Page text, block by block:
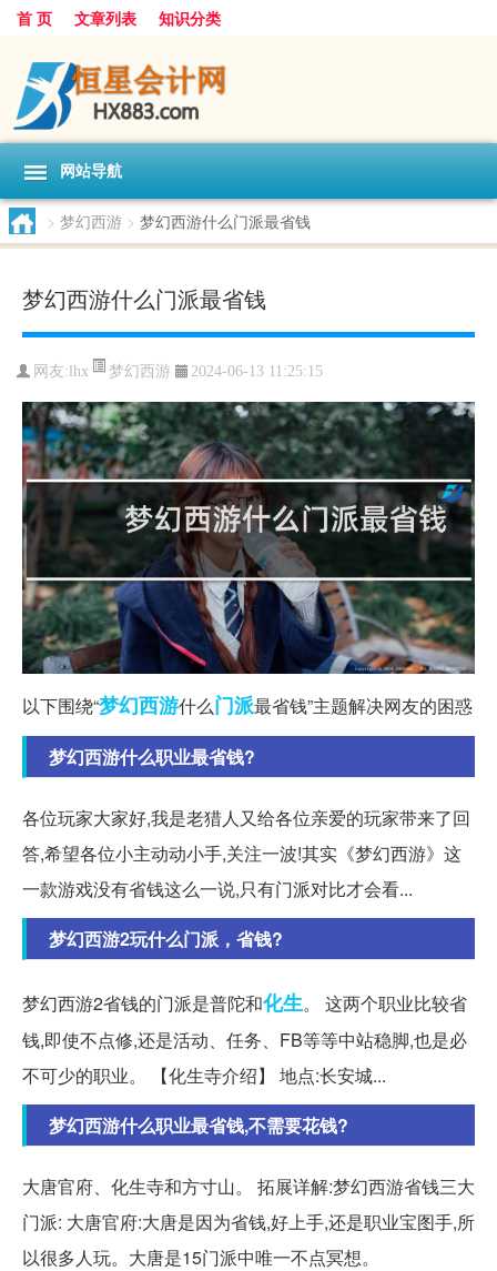
首 页 文章列表 知识分类
网站导航
> 梦幻西游 > 梦幻西游什么门派最省钱
梦幻西游什么门派最省钱
网友: lhx 梦幻西游 2024-06-13 11:25:15
以下围绕“梦幻西游什么门派最省钱”主题解决网友的困惑
梦幻西游什么职业最省钱?
各位玩家大家好,我是老猎人又给各位亲爱的玩家带来了回
答,希望各位小主动动小手,关注一波!其实《梦幻西游》这
一款游戏没有省钱这么一说,只有门派对比才会看...
梦幻西游2玩什么门派，省钱?
梦幻西游2省钱的门派是普陀和化生。 这两个职业比较省
钱,即使不点修,还是活动、任务、FB等等中站稳脚,也是必
不可少的职业。 【化生寺介绍】 地点:长安城...
梦幻西游什么职业最省钱,不需要花钱?
大唐官府、化生寺和方寸山。 拓展详解:梦幻西游省钱三大
门派: 大唐官府:大唐是因为省钱,好上手,还是职业宝图手,所
以很多人玩。大唐是15门派中唯一不点冥想。